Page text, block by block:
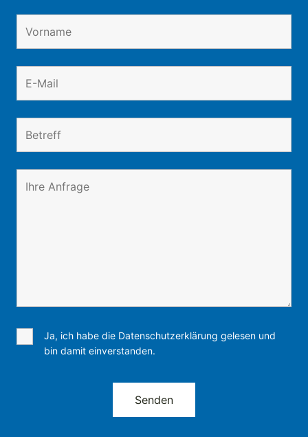
Ja, ich habe die Datenschutzerklärung gelesen und
bin damit einverstanden.